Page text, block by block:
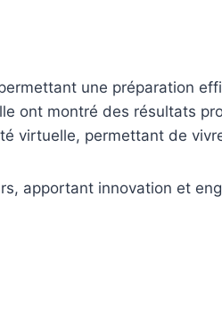
une préparation
ont montré des résultats
permettant de
apportant innovation et